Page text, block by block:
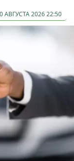
АВГУСТА 2026 22:50